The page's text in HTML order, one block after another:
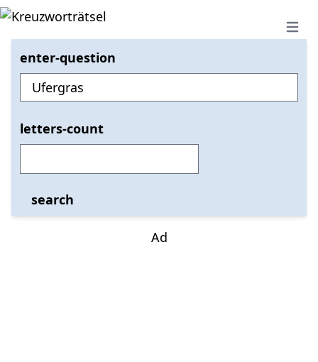
Open
enter-question
letters-count
search
Ad